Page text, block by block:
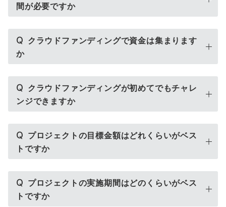
間が必要ですか
Q クラウドファンディングで資金は集まります
か
Q クラウドファンディングが初めてでもチャレ
ンジできますか
Q プロジェクトの目標金額はどれくらいがベス
トですか
Q プロジェクトの実施期間はどのくらいがベス
トですか